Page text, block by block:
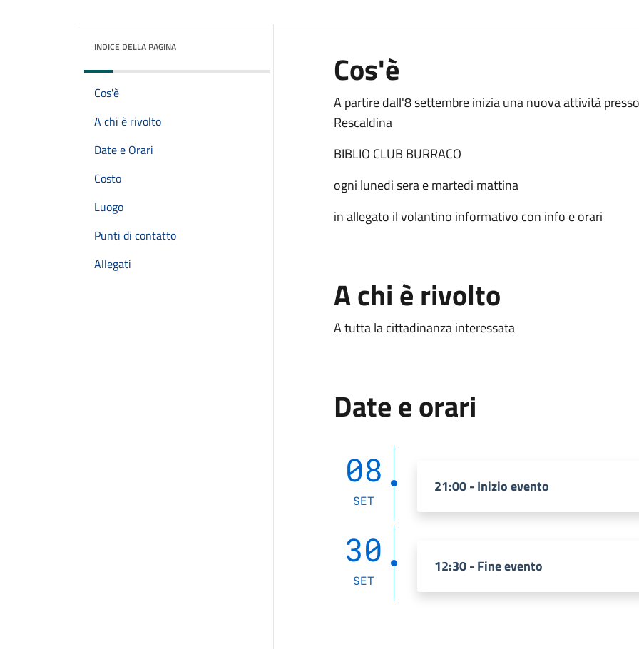
INDICE DELLA PAGINA
Cos'è
A chi è rivolto
Date e Orari
Costo
Luogo
Punti di contatto
Allegati
Cos'è
A partire dall'8 settembre inizia una nuova attività
Rescaldina
BIBLIO CLUB BURRACO
ogni lunedi sera e martedi mattina
in allegato il volantino informativo con info e orari
A chi è rivolto
A tutta la cittadinanza interessata
Date e orari
08
SET
21:00 - Inizio evento
30
SET
12:30 - Fine evento